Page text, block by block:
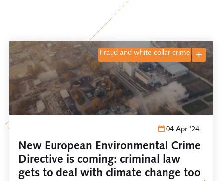
fraud and white collar crime
04 Apr '24
New European Environmental Crime
Directive is coming: criminal law
gets to deal with climate change too